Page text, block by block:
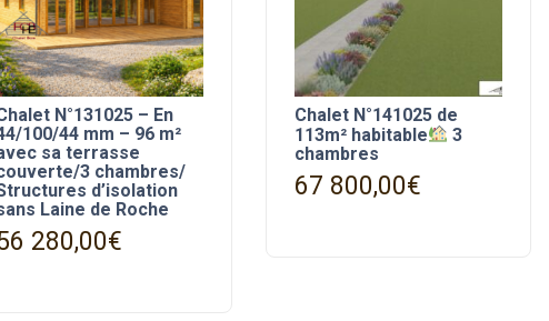
N°131025 – En
100/44 mm – 96 m²
sa terrasse
3 chambres/
d’isolation
Laine de Roche
280,00€
Chalet N°141025 de
113m² habitable
3
chambres
67 800,00€